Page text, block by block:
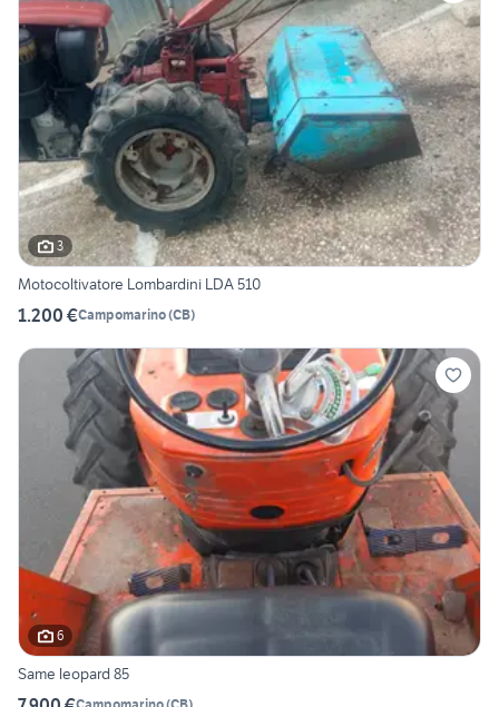
3
Motocoltivatore Lombardini LDA 510
1.200 €Campomarino(CB)
6
Same leopard 85